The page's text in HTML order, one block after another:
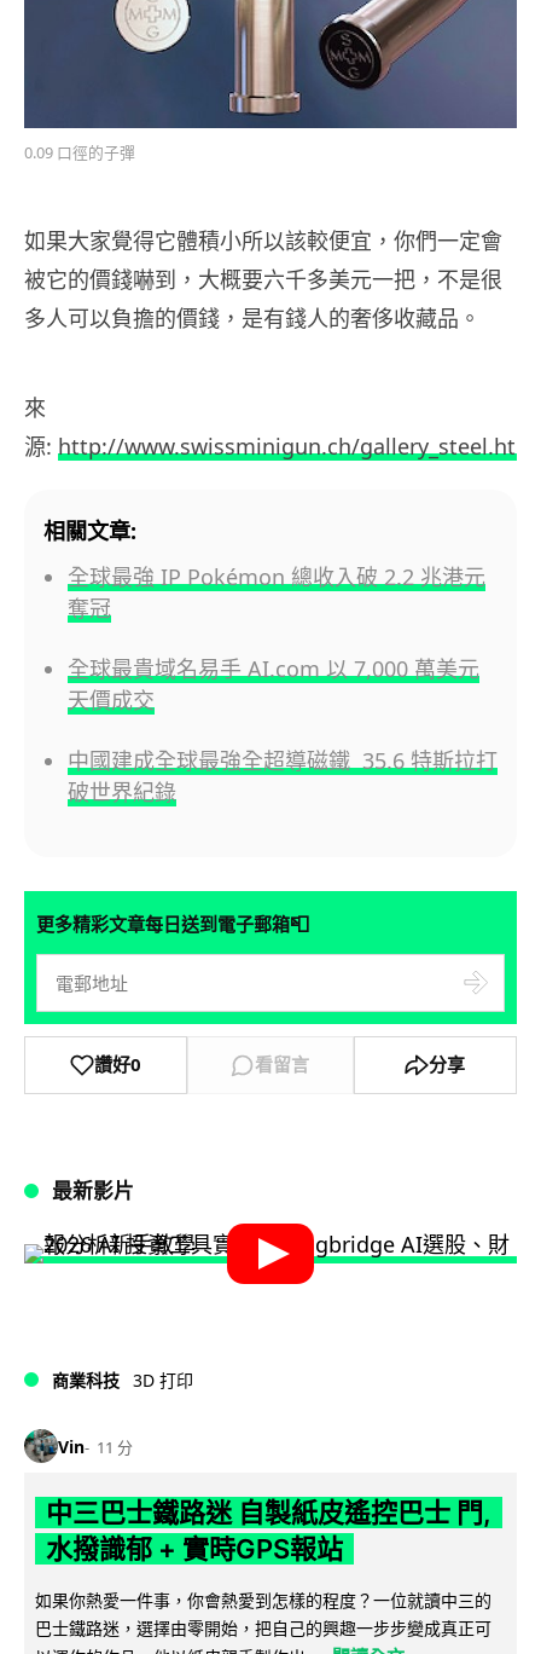
0.09 口徑的子彈
如果大家覺得它體積小所以該較便宜，你們一定會
被它的價錢嚇到，大概要六千多美元一把，不是很
多人可以負擔的價錢，是有錢人的奢侈收藏品。
來
源: http://www.swissminigun.ch/gallery_steel.html
相關文章:
全球最強 IP Pokémon 總收入破 2.2 兆港元
奪冠
全球最貴域名易手 AI.com 以 7,000 萬美元
天價成交
中國建成全球最強全超導磁鐵 35.6 特斯拉打
破世界紀錄
更多精彩文章每日送到電子郵箱📮
讚好0 看留言 分享
最新影片
商業科技 3D 打印
Vin 11 分
中三巴士鐵路迷 自製紙皮遙控巴士 門,
水撥識郁 + 實時GPS報站
如果你熱愛一件事，你會熱愛到怎樣的程度？一位就讀中三的
巴士鐵路迷，選擇由零開始，把自己的興趣一步步變成真正可